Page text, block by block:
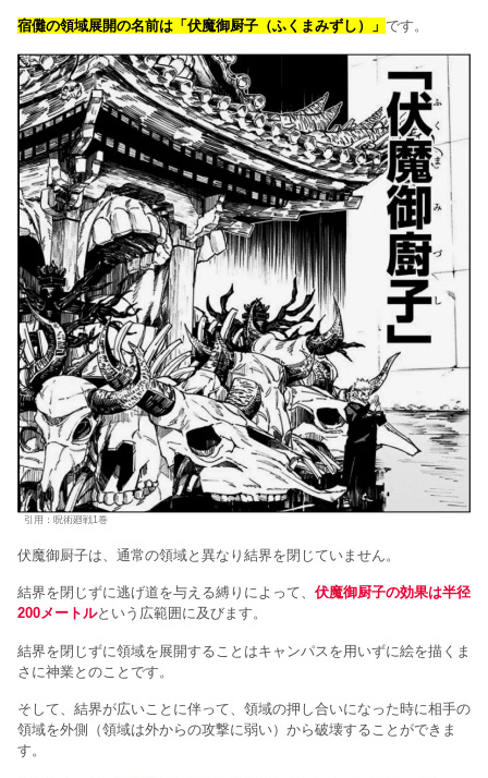
宿儺の領域展開の名前は「伏魔御厨子（ふくまみずし）」 です。
引用：呪術廻戦1巻
伏魔御厨子は、通常の領域と異なり結界を閉じていません。
結界を閉じずに逃げ道を与える縛りによって、 伏魔御厨子の効果は半径
200メートルという広範囲に及びます。
結界を閉じずに領域を展開することはキャンパスを用いずに絵を描くま
さに神業とのことです。
そして、結界が広いことに伴って、領域の押し合いになった時に相手の
領域を外側（領域は外からの攻撃に弱い）から破壊することができま
す。